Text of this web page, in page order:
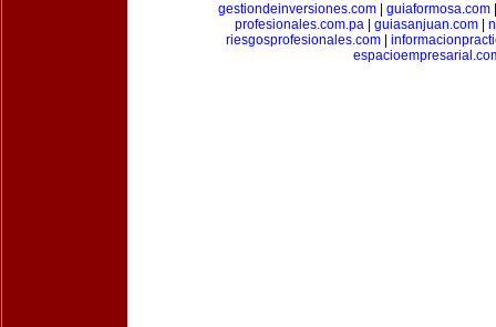
gestiondeinversiones.com| guiaformosa.com
profesionales.com.pa
guiasanjuan.com
riesgosprofesionales.com